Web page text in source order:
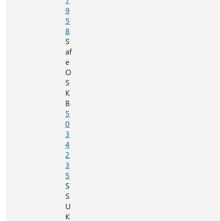
9
5
8
S
af
e
O
S
K
B
5
0
3
4
2
3
5
S
S
U
K